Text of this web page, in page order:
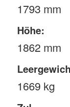
1793 mm
Höhe:
1862 mm
1669 kg